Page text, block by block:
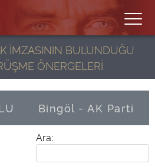
İMZASININ BULUNDUĞU
ÖNERGELERİ
Bingöl - AK Parti
Ara: